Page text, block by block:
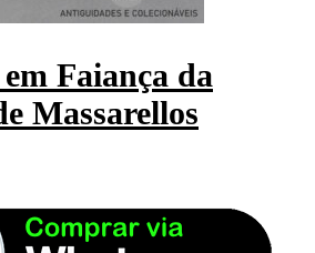
Faiança da
Massarellos